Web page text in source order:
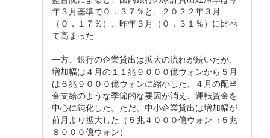
年３月基準で０．３７％と、２０２２年３月
（０．１７％）、昨年３月（０．３１％）に比べ
て高まった
一方、銀行の企業貸出は拡大の流れが続いたが、
増加幅は４月の１１兆９０００億ウォンから５月
は６兆９０００億ウォンに縮小した。４月の配当
金支給のような季節的な要因が消え、運転資金を
中心に鈍化した。ただ、中小企業貸出は増加幅が
前月より拡大した（５兆４０００億ウォン→５兆
８０００億ウォン）